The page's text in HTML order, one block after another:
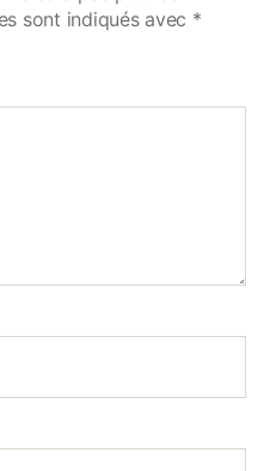
sont indiqués avec *